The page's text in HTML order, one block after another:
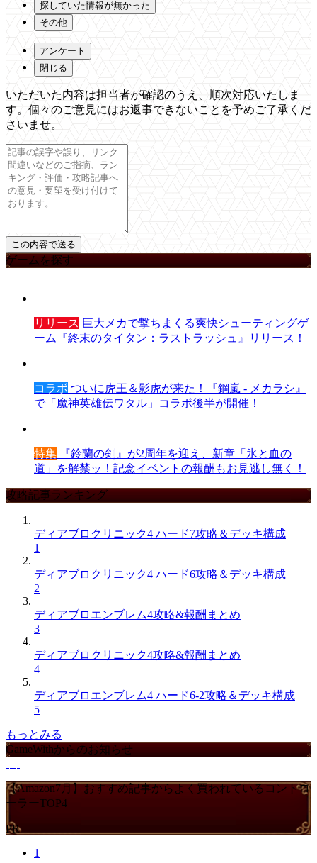
探していた情報が無かった
その他
アンケート
閉じる
いただいた内容は担当者が確認のうえ、順次対応いたしま
す。個々のご意見にはお返事できないことを予めご了承くだ
さいませ。
ゲームを探す
リリース 巨大メカで撃ちまくる爽快シューティングゲ
ーム『終末のタイタン：ラストラッシュ』リリース！
コラボ ついに虎王＆影虎が来た！『鋼嵐 - メカラシ』
で「魔神英雄伝ワタル」コラボ後半が開催！
特集 『鈴蘭の剣』が2周年を迎え、新章「氷と血の
道」を解禁ッ！記念イベントの報酬もお見逃し無く！
攻略記事ランキング
ディアブロクリニック4 ハード7攻略＆デッキ構成
1
ディアブロクリニック4 ハード6攻略＆デッキ構成
2
ディアブロエンブレム4攻略&報酬まとめ
3
ディアブロクリニック4攻略&報酬まとめ
4
ディアブロエンブレム4 ハード6-2攻略＆デッキ構成
5
もっとみる
GameWithからのお知らせ
【Amazon7月】おすすめ記事からよく買われているコントロ
ーラーTOP4
PR
1